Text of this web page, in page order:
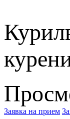
Заявка на прием